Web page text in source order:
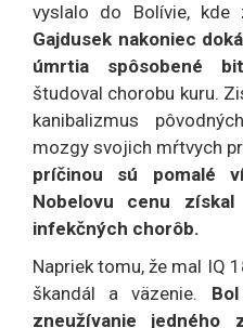
vyslalo do Bolívie, kde
Gajdusek nakoniec
úmrtia spôsobené
študoval chorobu kuru.
kanibalizmus
mozgy svojich mŕtvych
príčinou sú pomalé
Nobelovu cenu
infekčných chorôb.
Napriek tomu, že mal IQ
škandál a väzenie.
zneužívanie jedného